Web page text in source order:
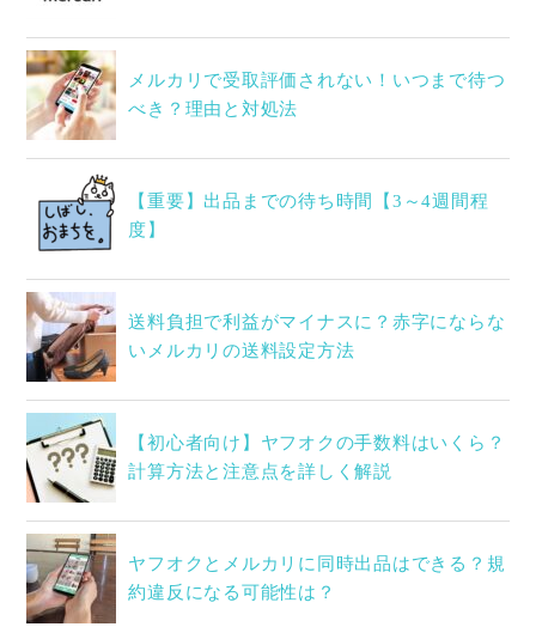
メルカリで受取評価されない！いつまで待つ
べき？理由と対処法
【重要】出品までの待ち時間【3～4週間程
度】
送料負担で利益がマイナスに？赤字にならな
いメルカリの送料設定方法
【初心者向け】ヤフオクの手数料はいくら？
計算方法と注意点を詳しく解説
ヤフオクとメルカリに同時出品はできる？規
約違反になる可能性は？